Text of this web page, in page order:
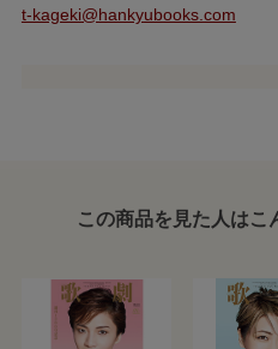
t-kageki@hankyubooks.com
この商品を見た人はこ